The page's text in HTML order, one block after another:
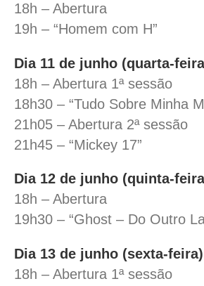
18h – Abertura
19h – “Homem com H”
Dia 11 de junho (quarta-
18h – Abertura 1ª sessão
18h30 – “Tudo Sobre Minha
21h05 – Abertura 2ª sessão
21h45 – “Mickey 17”
Dia 12 de junho (quinta-
18h – Abertura
19h30 – “Ghost – Do Outro
Dia 13 de junho (sexta-feira)
18h – Abertura 1ª sessão